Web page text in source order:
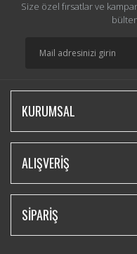
Size özel fırsatlar ve
KURUMSAL
ALIŞVERİŞ
SİPARİŞ